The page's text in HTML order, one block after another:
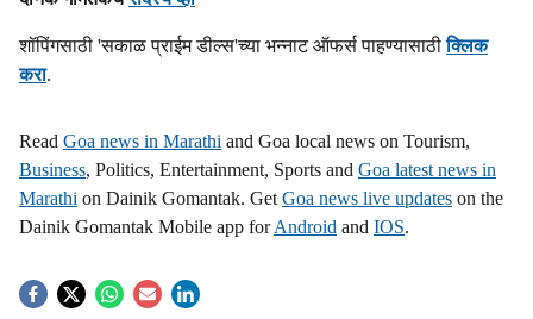
शॉपिंगसाठी 'सकाळ प्राईम डील्स'च्या भन्नाट ऑफर्स पाहण्यासाठीक्लिक
करा.
Read Goa news in Marathi and Goa local news on Tourism,
Business, Politics, Entertainment, Sports and Goa latest news in
Marathi on Dainik Gomantak. Get Goa news live updates on the
Dainik Gomantak Mobile app forAndroid and IOS.